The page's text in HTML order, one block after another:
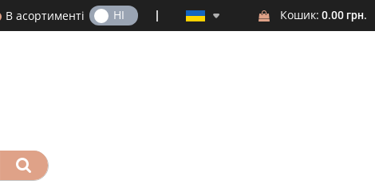
Кошик: 0.00 грн.
В асортименті
ТАК НІ